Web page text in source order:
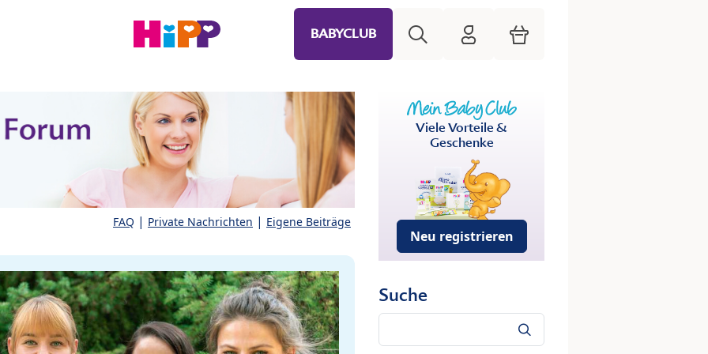
BABYCLUB HiPP Mein Babyclub
Warenkorb
FAQ | Private Nachrichten | Eigene Beiträge
Viele Vorteile &
Geschenke
Neu registrieren
Suche